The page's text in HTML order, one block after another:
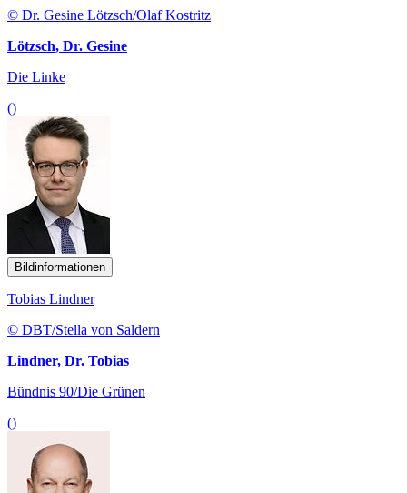
© Dr. Gesine Lötzsch/Olaf Kostritz
Lötzsch, Dr. Gesine
Die Linke
()
Bildinformationen
Tobias Lindner
© DBT/Stella von Saldern
Lindner, Dr. Tobias
Bündnis 90/Die Grünen
()